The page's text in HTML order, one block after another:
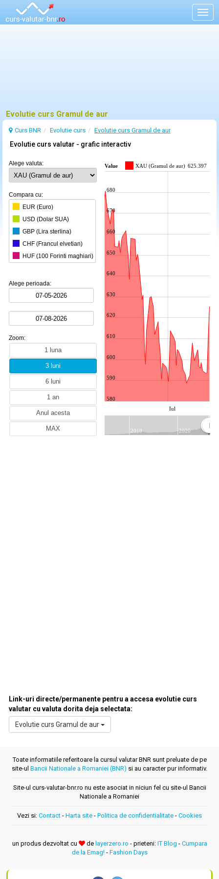
Evolutie curs Gramul de aur
Curs BNR Evolutie curs Evolutie curs Gramul de aur
Evolutie curs valutar - grafic interactiv
Alege valuta:
Compara cu:
EUR (Euro)
USD (Dolar SUA)
GBP (Lira sterlina)
CHF (Francul elvetian)
HUF (100 Forinti maghiari)
JPY (100 Yeni japonezi)
AUD (Dolarul australian)
CZK (Coroana ceheasca)
EGP (Lira egipteana)
NOK (Coroana norvegiana)
PLN (Zlotul polonez)
RUB (Rubla ruseasca)
SEK (Coroana suedeza)
TRY (Lira turceasca)
ZAR (Randul sud-african)
BRL (Realul brazilian)
Alege perioada:
Zoom:
Value XAU (Gramul de aur) 625.397
Iul
580
590
600
610
620
630
640
650
660
670
680
2010 2020
Link-uri directe/permanente pentru a accesa evolutie curs
valutar cu valuta dorita deja selectata:
Evolutie curs Gramul de aur
Toate informatiile referitoare la cursul valutar BNR sunt preluate de pe
site-ul Bancii Nationale a Romaniei (BNR) si au caracter pur informativ.
Site-ul curs-valutar-bnr.ro nu este asociat in niciun fel cu site-ul Bancii
Nationale a Romaniei
Vezi si: Contact - Harta site - Politica de confidentialitate - Cookies
un produs dezvoltat cu de layerzero.ro - prieteni: IT Blog - Cumpara
de la Emag!- Fashion Days